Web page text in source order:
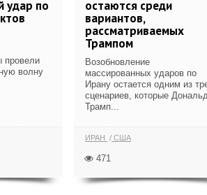
удар по
провели
волну
остаются среди
вариантов,
рассматриваемых
Трампом
Возобновление
массированных ударов по
Ирану остается одним из
сценариев, которые
Трамп...
ИРАН США
471